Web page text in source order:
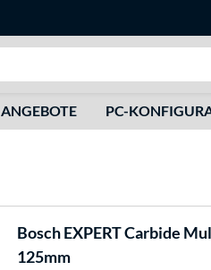
ANGEBOTE PC-
BoschEXPERT Carbide
125mm